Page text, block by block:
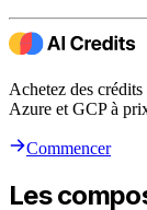
Achetez des
Azure et GCP à
Commencer
Les